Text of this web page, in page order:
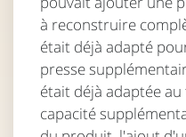
à reconstruire
était déjà adapté
presse
était déjà adaptée
capacité